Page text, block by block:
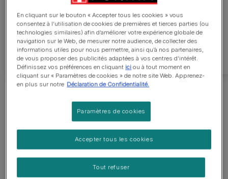
Nous Contacter
Nous nous efforçons de répondre à vos questions
de manière ouverte et honnête.
En cliquant sur le bouton « Accepter tous les cookies » vous
consentez à l’utilisation de cookies de premières et tierces parties (ou
technologies similaires) afin d’améliorer votre expérience globale de
navigation sur le Web, de mesurer notre audience, de collecter des
informations utiles pour nous permettre, ainsi qu’à nos partenaires,
de vous proposer des publicités adaptées à vos centres d’intérêt.
Définissez vos préférences en cliquant ici ou à tout moment en
cliquant sur « Paramètres de cookies » de notre site Web. Apprenez-
en plus sur notre Déclaration de Confidentialité.
Paramètres de cookies
Tout refuser
Accepter tous les cookies